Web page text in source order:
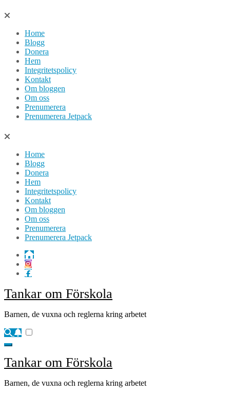
Hoppa
innehållHome
Blogg
Donera
Hem
Integritetspolicy
Kontakt
Om bloggen
Om oss
Prenumerera
Prenumerera Jetpack
Home
Blogg
Donera
Hem
Integritetspolicy
Kontakt
Om bloggen
Om oss
Prenumerera
Prenumerera Jetpack
Tankar om Förskola
Barnen, de vuxna och reglerna kring arbetet
Tankar om Förskola
Barnen, de vuxna och reglerna kring arbetet